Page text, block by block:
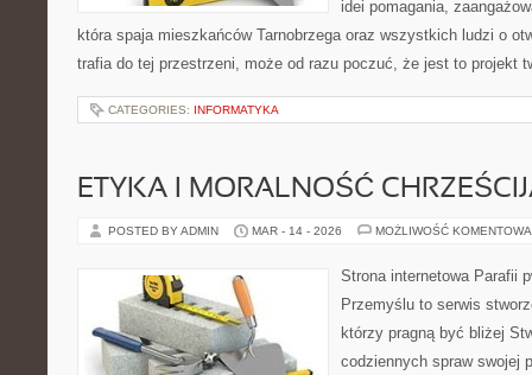
idei pomagania,
która spaja mieszkańców Tarnobrzega oraz wszystkich ludzi o
trafia do tej przestrzeni, może od razu poczuć, że jest to projekt
CATEGORIES: INFORMATYKA
ETYKA I MORALNOŚĆ
POSTED BY ADMIN MAR - 14 - 2026 MOŻLIWOŚĆ
Strona internetowa Parafii
Przemyślu to serwis
którzy pragną być bliżej
codziennych spraw swojej